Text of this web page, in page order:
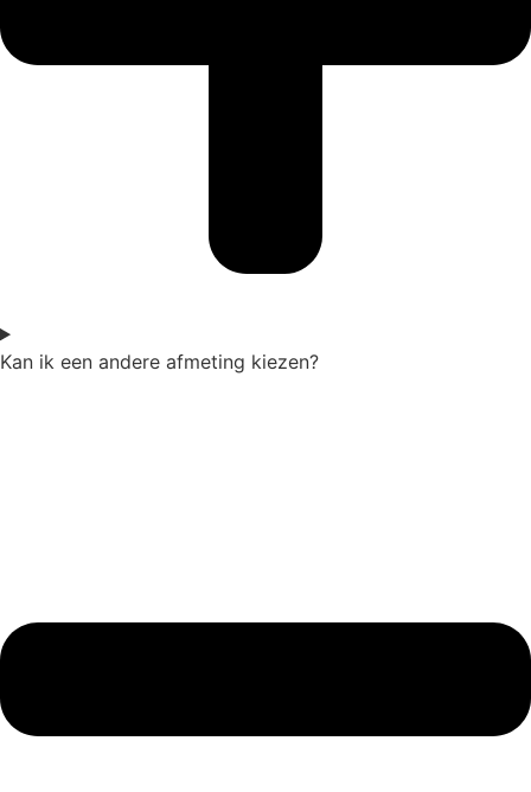
Kan ik een andere afmeting kiezen?